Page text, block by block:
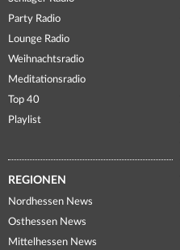
Party Radio
Lounge Radio
Weihnachtsradio
Meditationsradio
Top 40
Playlist
REGIONEN
Nordhessen News
Osthessen News
Mittelhessen News